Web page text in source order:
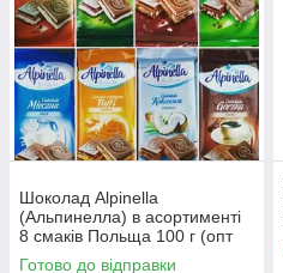
Шоколад Alpinella
(Альпинелла) в асортименті
8 смаків Польща 100 г (опт
24 шт)
Готово до відправки